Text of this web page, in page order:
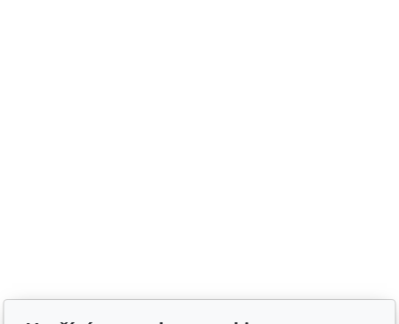
město Staňkov, město Domažlice, město Holýšov, obec